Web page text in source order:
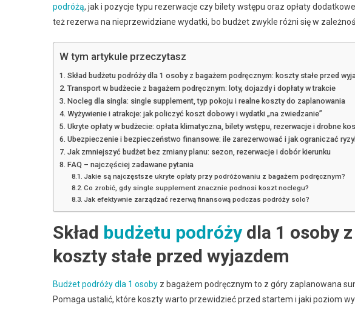
podróżą, jak i pozycje typu rezerwacje czy bilety wstępu oraz opłaty
też rezerwa na nieprzewidziane wydatki, bo budżet zwykle różni się w
W tym artykule przeczytasz
Skład budżetu podróży dla 1 osoby z bagażem podręcznym: koszty stałe przed
Transport w budżecie z bagażem podręcznym: loty, dojazdy i dopłaty w trakcie
Nocleg dla singla: single supplement, typ pokoju i realne koszty do zaplanowania
Wyżywienie i atrakcje: jak policzyć koszt dobowy i wydatki „na zwiedzanie”
Ukryte opłaty w budżecie: opłata klimatyczna, bilety wstępu, rezerwacje i drobne
Ubezpieczenie i bezpieczeństwo finansowe: ile zarezerwować i jak ograniczać
Jak zmniejszyć budżet bez zmiany planu: sezon, rezerwacje i dobór kierunku
FAQ – najczęściej zadawane pytania
Jakie są najczęstsze ukryte opłaty przy podróżowaniu z bagażem podręcznym?
Co zrobić, gdy single supplement znacznie podnosi koszt noclegu?
Jak efektywnie zarządzać rezerwą finansową podczas podróży solo?
Skład budżetu podróżydla 1 osoby
koszty stałe przed wyjazdem
Budżet podróży dla 1 osoby z bagażem podręcznym to z góry zaplanowana
Pomaga ustalić, które koszty warto przewidzieć przed startem i jaki poziom